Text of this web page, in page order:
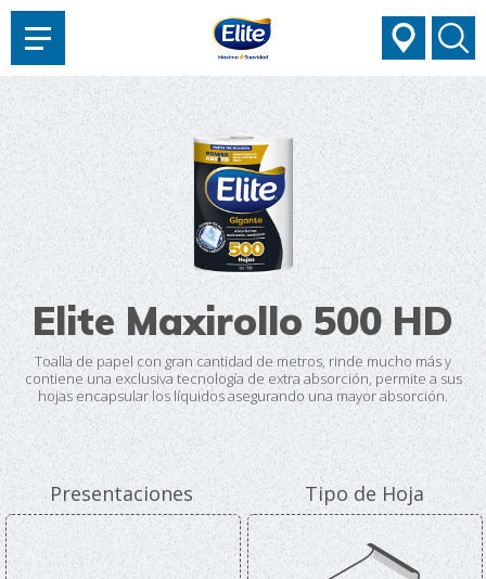
Elite Maxirollo 500 HD
Toalla de papel con gran cantidad de metros, rinde mucho más y
contiene una exclusiva tecnología de extra absorción, permite a sus
hojas encapsular los líquidos asegurando una mayor absorción.
Presentaciones Tipo de Hoja